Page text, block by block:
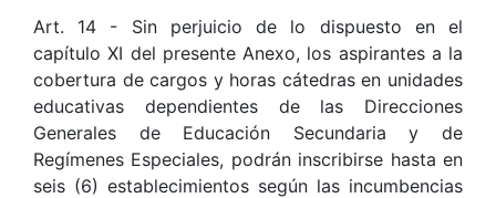
Art. 14 - Sin perjuicio de lo dispuesto en el
capítulo XI del presente Anexo, los aspirantes a la
cobertura de cargos y horas cátedras en unidades
educativas dependientes de las Direcciones
Generales de Educación Secundaria y de
Regímenes Especiales, podrán inscribirse hasta en
seis (6) establecimientos según las incumbencias